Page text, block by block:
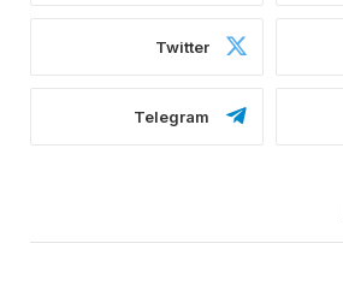
Twitter
Telegram